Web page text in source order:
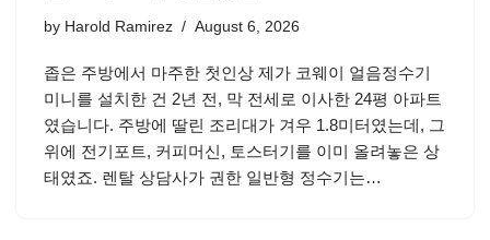
by Harold Ramirez August 6, 2026
좁은 주방에서 마주한 첫인상 제가 코웨이 얼음정수기
미니를 설치한 건 2년 전, 막 전세로 이사한 24평 아파트
였습니다. 주방에 딸린 조리대가 겨우 1.8미터였는데, 그
위에 전기포트, 커피머신, 토스터기를 이미 올려놓은 상
태였죠. 렌탈 상담사가 권한 일반형 정수기는…